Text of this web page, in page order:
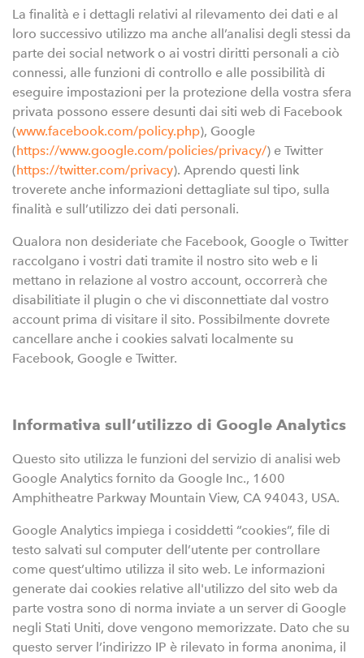
La finalità e i dettagli relativi al rilevamento dei dati e al
loro successivo utilizzo ma anche all’analisi degli stessi da
parte dei social network o ai vostri diritti personali a ciò
connessi, alle funzioni di controllo e alle possibilità di
eseguire impostazioni per la protezione della vostra sfera
privata possono essere desunti dai siti web di Facebook
(www.facebook.com/policy.php), Google
(https://www.google.com/policies/privacy/) e Twitter
(https://twitter.com/privacy). Aprendo questi link
troverete anche informazioni dettagliate sul tipo, sulla
finalità e sull’utilizzo dei dati personali.
Qualora non desideriate che Facebook, Google o Twitter
raccolgano i vostri dati tramite il nostro sito web e li
mettano in relazione al vostro account, occorrerà che
disabilitiate il plugin o che vi disconnettiate dal vostro
account prima di visitare il sito. Possibilmente dovrete
cancellare anche i cookies salvati localmente su
Facebook, Google e Twitter.
Informativa sull’utilizzo di Google Analytics
Questo sito utilizza le funzioni del servizio di analisi web
Google Analytics fornito da Google Inc., 1600
Amphitheatre Parkway Mountain View, CA 94043, USA.
Google Analytics impiega i cosiddetti “cookies”, file di
testo salvati sul computer dell’utente per controllare
come quest’ultimo utilizza il sito web. Le informazioni
generate dai cookies relative all'utilizzo del sito web da
parte vostra sono di norma inviate a un server di Google
negli Stati Uniti, dove vengono memorizzate. Dato che su
questo server l’indirizzo IP è rilevato in forma anonima, il